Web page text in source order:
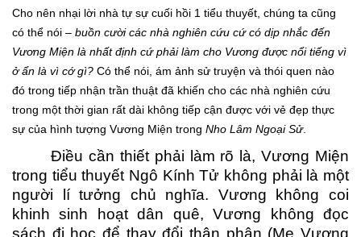
Cho nên nhại lời nhà tự sự cuối hồi 1 tiểu thuyết, chúng ta cũng
có thể nói – buồn cười các nhà nghiên cứu cứ có dịp nhắc đến
Vương Miện là nhất định cứ phải làm cho Vương được nổi tiếng vì
ở ẩn là vì cớ gì? Có thể nói, ám ảnh sử truyện và thói quen nào
đó trong tiếp nhận trần thuật đã khiến cho các nhà nghiên cứu
trong một thời gian rất dài không tiếp cận được với vẻ đẹp thực
sự của hình tượng Vương Miện trong Nho Lâm Ngoại Sử.
Điều cần thiết phải làm rõ là, Vương Miện
trong tiểu thuyết Ngô Kính Tử không phải là một
người lí tưởng chủ nghĩa. Vương không coi
khinh sinh hoạt dân quê, Vương không đọc
sách đi học để thay đổi thân phận (Mẹ Vương